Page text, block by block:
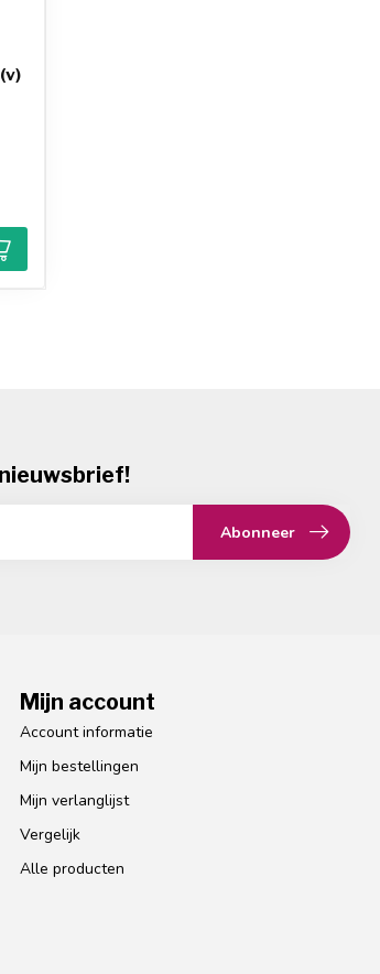
Abonneer
Mijn account
Account informatie
Mijn bestellingen
Mijn verlanglijst
Vergelijk
Alle producten